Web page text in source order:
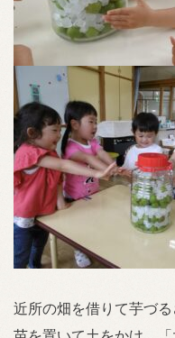
近所の畑を借りて芋づる